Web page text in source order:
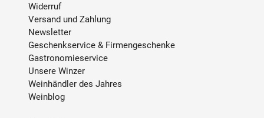
Widerruf
Versand und Zahlung
Newsletter
Geschenkservice & Firmengeschenke
Gastronomieservice
Unsere Winzer
Weinhändler des Jahres
Weinblog